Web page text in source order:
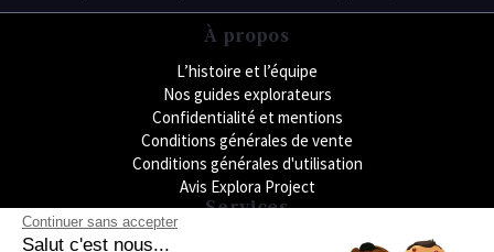
À propos
L’histoire et l’équipe
Nos guides explorateurs
Confidentialité et mentions
Conditions générales de vente
Conditions générales d'utilisation
Avis Explora Project
Services
Continuer sans accepter
Salut c'est nous...